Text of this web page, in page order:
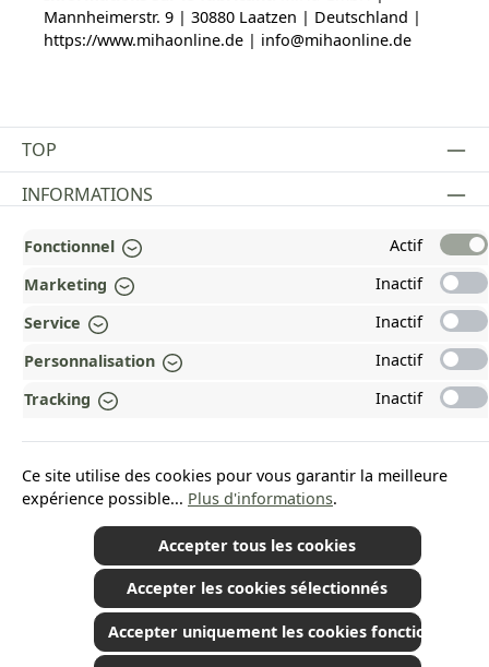
Mannheimerstr. 9 | 30880 Laatzen | Deutschland |
https://www.mihaonline.de | info@mihaonline.de
TOP
Revoke a contract
INFORMATIONS
MENTIONS LÉGALES
PAYMENT AND SHIPPING METHODS
RÉCOMPENSÉ ET CERTIFIÉ !
POURQUOI HEAD&NATURE ?
*Tous les prix incluent la TVA plus les frais d'expéditionet les éventuels frais de
livraison, sauf indication contraire.
© 2026 Plamundo GmbH - All Rights Reserved. Theme by ThemeWare®
Fonctionnel
Actif
Marketing
Inactif
Service
Inactif
Personnalisation
Inactif
Tracking
Inactif
Ce site utilise des cookies pour vous garantir la meilleure
expérience possible... Plus d'informations.
Accepter tous les cookies
Accepter les cookies sélectionnés
Accepter uniquement les cookies fonctionnels